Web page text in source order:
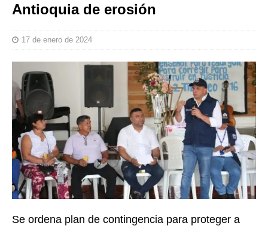
Antioquia de erosión
17 de enero de 2024
Se ordena plan de contingencia para proteger a